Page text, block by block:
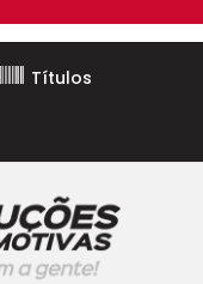
Títulos